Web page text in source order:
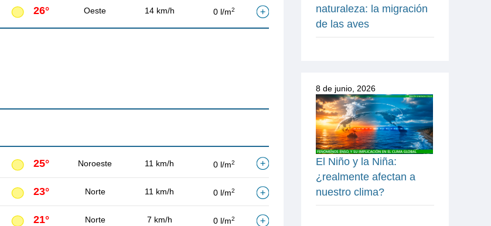
26° Oeste 14 km/h 0 l/m2
25° Noroeste 11 km/h 0 l/m2
23° Norte 11 km/h 0 l/m2
21° Norte 7 km/h 0 l/m2
naturaleza: la migración
de las aves
8 de junio, 2026
El Niño y la Niña:
¿realmente afectan a
nuestro clima?